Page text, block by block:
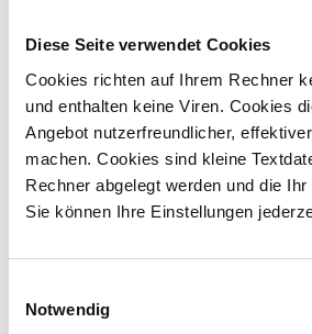
Diese Seite verwendet Cookies
Cookies richten auf Ihrem Rechner
und enthalten keine Viren. Cookies
Angebot nutzerfreundlicher,
machen. Cookies sind kleine
Rechner abgelegt werden und die
Sie können Ihre Einstellungen
Notwendig
Januar 2025:PDF Newsletter
November 2024:PDF Newsletter
September 2024:PDF Newsletter
Juli 2024:PDF Newsletter Juli 2024
Mai 2024:PDF Newsletter Mai 2024